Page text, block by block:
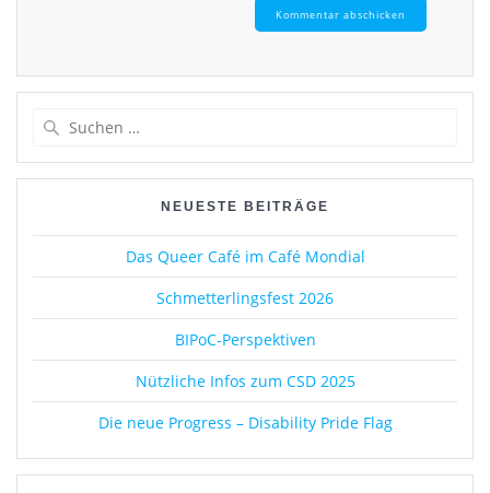
NEUESTE BEITRÄGE
Das Queer Café im Café Mondial
Schmetterlingsfest 2026
BIPoC-Perspektiven
Nützliche Infos zum CSD 2025
Die neue Progress – Disability Pride Flag